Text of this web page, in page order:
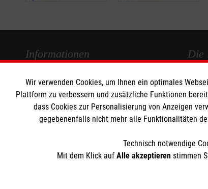
Informationen
Impressum
Datenschutz
Barrierefreiheit
Die
Wir verwenden Cookies, um Ihnen ein optimales
Plattform zu verbessern und zusätzliche Funktionen
dass Cookies zur Personalisierung von Anzeigen
gegebenenfalls nicht mehr alle Funktionalitäten
Technisch notwendige
Mit dem Klick auf Alle akzeptieren stimmen